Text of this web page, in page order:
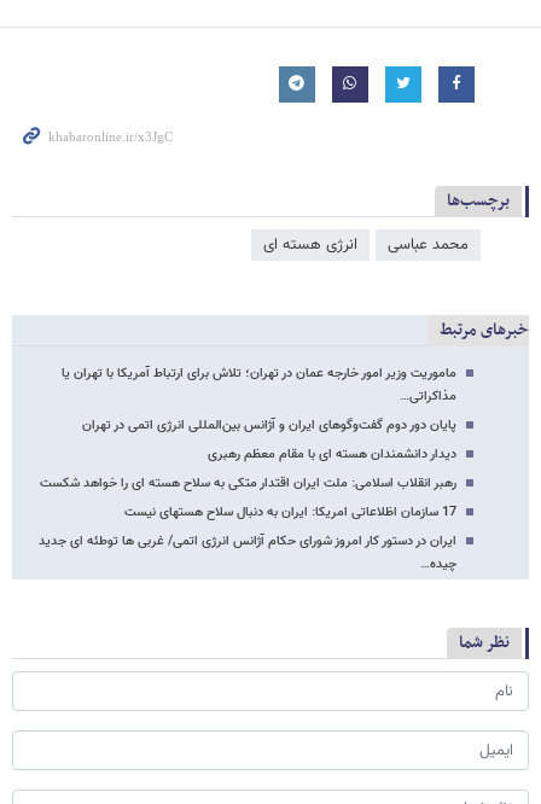
برچسب‌ها
محمد عباسی انرژی هسته ای
خبرهای مرتبط
ماموریت وزیر امور خارجه عمان در تهران؛ تلاش برای ارتباط آمریکا با تهران یا
مذاکراتی…
پایان دور دوم گفت‌وگوهای ایران و آژانس بین‌المللی انرژی اتمی در تهران
دیدار دانشمندان هسته ای با مقام معظم رهبری
رهبر انقلاب اسلامی:‌ ملت ایران اقتدار متکی به سلاح هسته ای را خواهد شکست
17 سازمان اظلاعاتی امریکا: ایران به دنبال سلاح هسته​ای نیست
ایران در دستور کار امروز شورای حکام آژانس انرژی اتمی/ غربی ها توطئه ای جدید
چیده…
نظر شما